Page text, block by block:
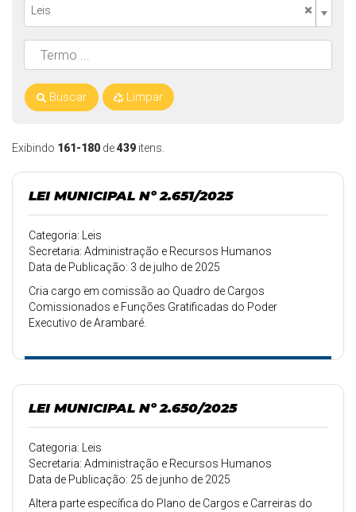
Exibindo 161-180 de439 itens.
LEI MUNICIPAL Nº 2.651/2025
Categoria: Leis
Secretaria: Administração e Recursos Humanos
Data de Publicação: 3 de julho de 2025
Cria cargo em comissão ao Quadro de Cargos
Comissionados e Funções Gratificadas do Poder
Executivo de Arambaré.
LEI MUNICIPAL Nº 2.650/2025
Categoria: Leis
Secretaria: Administração e Recursos Humanos
Data de Publicação: 25 de junho de 2025
Altera parte específica do Plano de Cargos e Carreiras do
×
Leis
Buscar Limpar